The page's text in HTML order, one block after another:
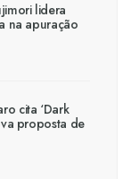
lidera
na apuração
cita ‘Dark
proposta de